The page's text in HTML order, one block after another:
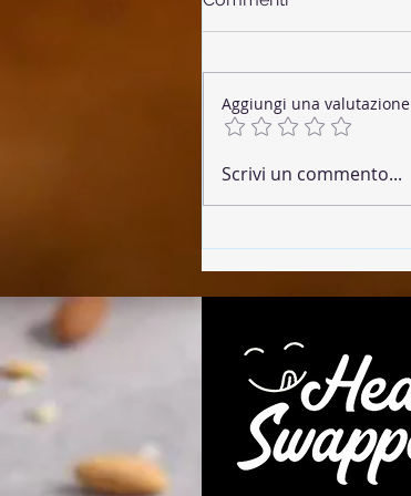
🌶 Chorizo Vegano
Aggiungi una valutazione
Scrivi un commento...